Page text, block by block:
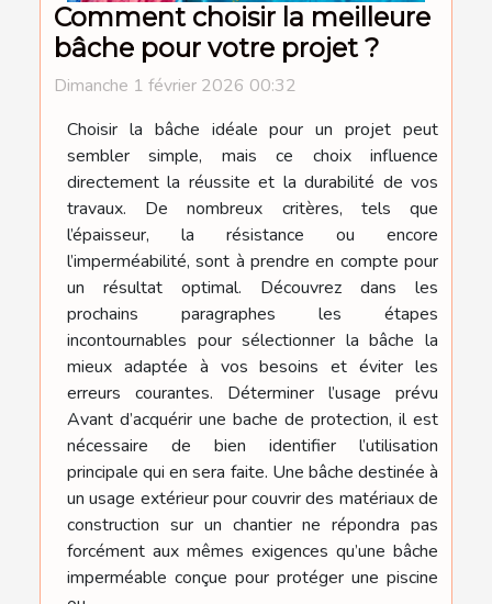
Comment choisir la meilleure
bâche pour votre projet ?
Dimanche 1 février 2026 00:32
Choisir la bâche idéale pour un projet peut
sembler simple, mais ce choix influence
directement la réussite et la durabilité de vos
travaux. De nombreux critères, tels que
l’épaisseur, la résistance ou encore
l’imperméabilité, sont à prendre en compte pour
un résultat optimal. Découvrez dans les
prochains paragraphes les étapes
incontournables pour sélectionner la bâche la
mieux adaptée à vos besoins et éviter les
erreurs courantes. Déterminer l’usage prévu
Avant d’acquérir une bache de protection, il est
nécessaire de bien identifier l’utilisation
principale qui en sera faite. Une bâche destinée à
un usage extérieur pour couvrir des matériaux de
construction sur un chantier ne répondra pas
forcément aux mêmes exigences qu’une bâche
imperméable conçue pour protéger une piscine